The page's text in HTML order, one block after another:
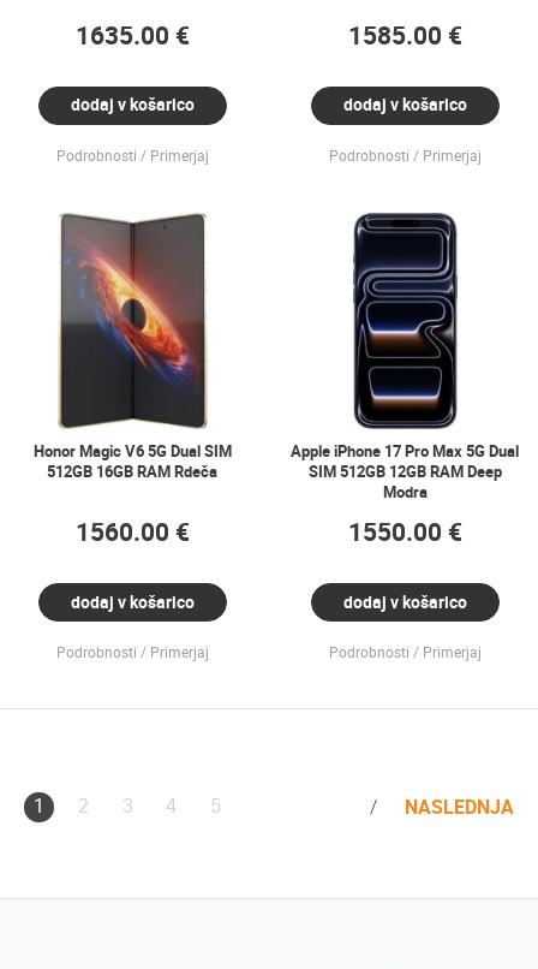
1635.00 €
dodaj v košarico
Podrobnosti Primerjaj
1585.00 €
dodaj v košarico
Podrobnosti Primerjaj
Honor Magic V6 5G Dual SIM
512GB 16GB RAM Rdeča
1560.00 €
dodaj v košarico
Podrobnosti Primerjaj
Apple iPhone 17 Pro Max 5G Dual
SIM 512GB 12GB RAM Deep
Modra
1550.00 €
dodaj v košarico
Podrobnosti Primerjaj
1 2 3 4 5 NASLEDNJA